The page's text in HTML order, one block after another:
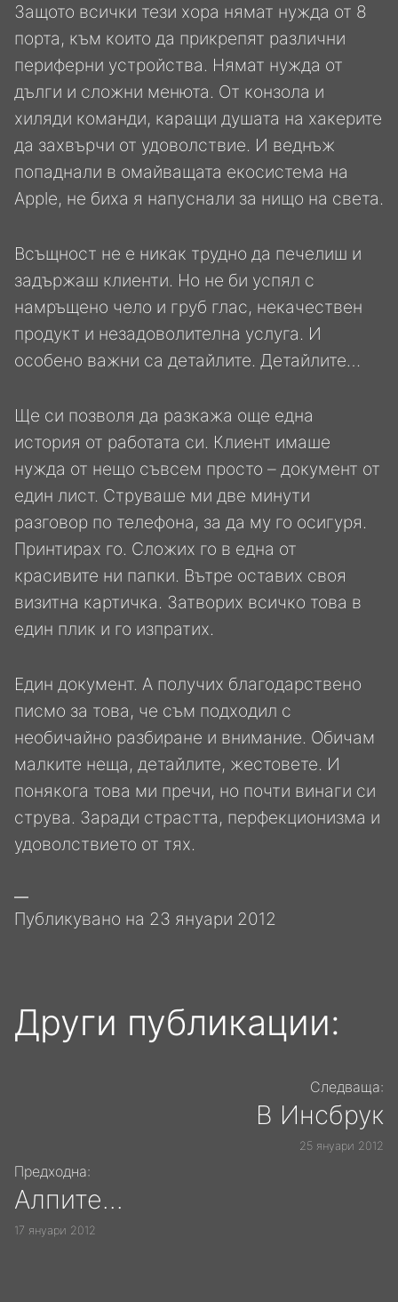
Защото всички тези хора нямат нужда от 8
порта, към които да прикрепят различни
периферни устройства. Нямат нужда от
дълги и сложни менюта. От конзола и
хиляди команди, каращи душата на хакерите
да захвърчи от удоволствие. И веднъж
попаднали в омайващата екосистема на
Apple, не биха я напуснали за нищо на света.
Всъщност не е никак трудно да печелиш и
задържаш клиенти. Но не би успял с
намръщено чело и груб глас, некачествен
продукт и незадоволителна услуга. И
особено важни са детайлите. Детайлите…
Ще си позволя да разкажа още една
история от работата си. Клиент имаше
нужда от нещо съвсем просто – документ от
един лист. Струваше ми две минути
разговор по телефона, за да му го осигуря.
Принтирах го. Сложих го в една от
красивите ни папки. Вътре оставих своя
визитна картичка. Затворих всичко това в
един плик и го изпратих.
Един документ. А получих благодарствено
писмо за това, че съм подходил с
необичайно разбиране и внимание. Обичам
малките неща, детайлите, жестовете. И
понякога това ми пречи, но почти винаги си
струва. Заради страстта, перфекционизма и
удоволствието от тях.
Публикувано на 23 януари 2012
Други публикации:
Следваща:
В Инсбрук
25 януари 2012
Предходна:
Алпите...
17 януари 2012